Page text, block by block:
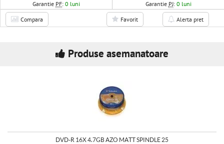
Garantie PF:0 luni Garantie PJ: 0 luni
Compara Favorit Alerta pret
Produse asemanatoare
DVD-R 16X 4.7GB AZO MATT SPINDLE 25